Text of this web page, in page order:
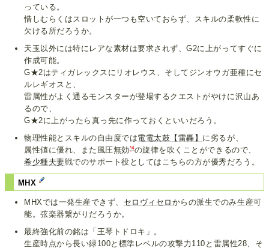
っている。
惜しむらくはスロットが一つも空いておらず、スキルの柔軟性に
欠ける所だろうか。
天玉以外には特にレアな素材は要求されず、G2に上がってすぐに
作成可能。
G★2はティガレックスにリオレウス、そしてジンオウガ亜種にセ
ルレギオスと、
雷属性がよく通るモンスターが登場するクエストがやけに沢山あ
るので、
G★2に上がったら真っ先に作っておくといいだろう。
物理性能とスキルの自由度では電電太鼓【雷轟】 に劣るが、
属性値に優れ、また風圧無効 *4の旋律を吹くことができるので、
希少種夫妻戦でのサポート役としてはこちらの方が優秀だろう。
MHX
MHXでは一発生産できず、 セロヴィセロ からの派生でのみ生産可
能。弦楽器繋がりだろうか。
最終強化前の銘は「王琴トドロキ」。
生産時点から長い緑100と標準レベルの攻撃力110と雷属性28、そ